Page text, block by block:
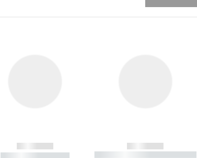
------------
----------- -----------
------------
----------- ----------- ----------